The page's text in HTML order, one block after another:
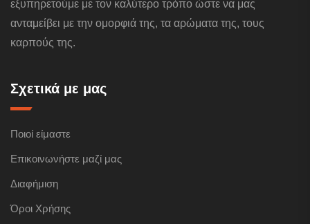
εξυπηρετούμε με τον καλύτερο τρόπο ώστε να μας
ανταμείβει με την ομορφιά της, τα αρώματα της, τους
καρπούς της.
Σχετικά με μας
Ποιοί είμαστε
Επικοινωνήστε μαζί μας
Διαφήμιση
Όροι Χρήσης